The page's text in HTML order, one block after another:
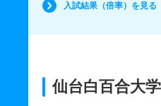
入試結果（倍率）を見る
仙台白百合大